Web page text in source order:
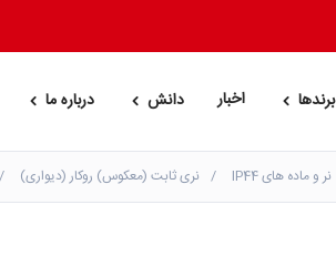
برندها اخبار دانش درباره ما
نر و ماده های IP44 نری ثابت (معکوس) روکار (دیواری)